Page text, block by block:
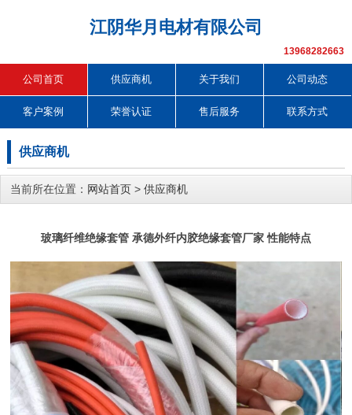
江阴华月电材有限公司
13968282663
公司首页 供应商机 关于我们 公司动态
客户案例 荣誉认证 售后服务 联系方式
供应商机
当前所在位置： 网站首页 > 供应商机
玻璃纤维绝缘套管 承德外纤内胶绝缘套管厂家 性能特点